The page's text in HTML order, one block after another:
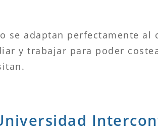
se adaptan perfectamente al
y trabajar para poder